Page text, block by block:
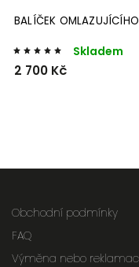
BALÍČEK
Skladem
2 700 Kč
Obchodní podmínky
FAQ
Výměna nebo